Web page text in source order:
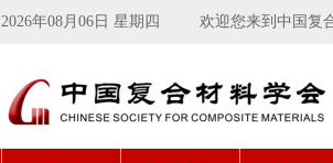
2026年08月06日 星期四 欢迎您来到中国复